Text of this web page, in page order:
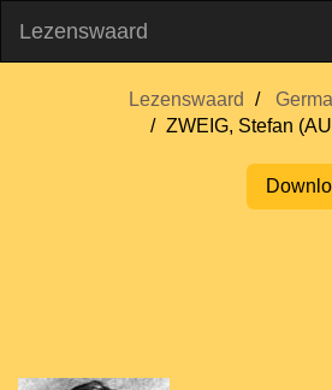
Lezenswaard
Lezenswaard
ZWEIG, Stefan